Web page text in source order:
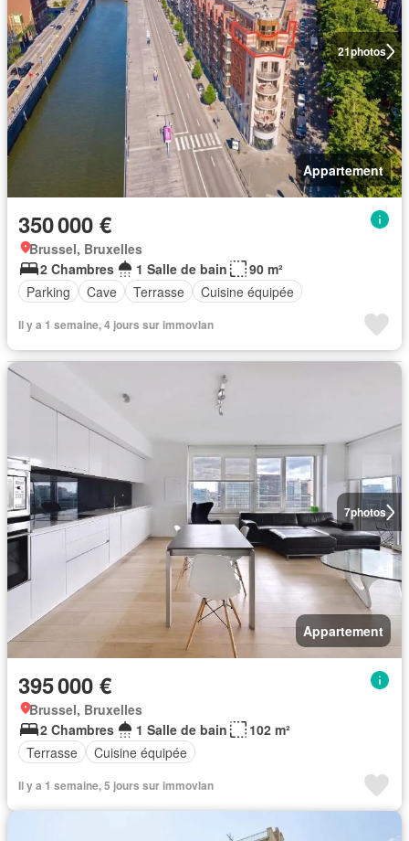
21photos
Appartement
350 000 €
Brussel, Bruxelles
2 Chambres
1 Salle de bain
90 m²
Parking
Cave Terrasse Cuisine équipée
Il y a 1 semaine, 4 jours sur immovlan
7photos
Appartement
395 000 €
Brussel, Bruxelles
2 Chambres
1 Salle de bain
102 m²
Terrasse
Cuisine équipée
Il y a 1 semaine, 5 jours sur immovlan